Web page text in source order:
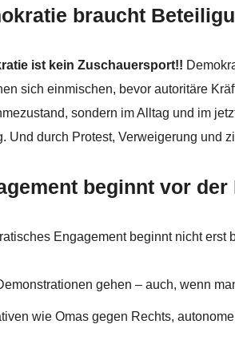
braucht
ist kein Zuschauersport!!
sich einmischen, bevor autoritäre
sondern im Alltag und im
Und durch Protest, Verweigerung und
beginnt vor
Engagement beginnt nicht
gehen – auch, wenn
wie Omas gegen Rechts,